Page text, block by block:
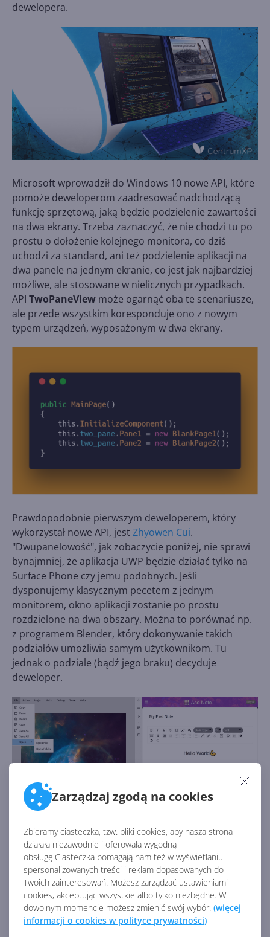
Zarządzaj zgodą na cookies
Zbieramy ciasteczka, tzw. pliki cookies, aby nasza strona
działała niezawodnie i oferowała wygodną
obsługę.Ciasteczka pomagają nam też w wyświetlaniu
spersonalizowanych treści i reklam dopasowanych do
Twoich zainteresowań. Możesz zarządzać ustawieniami
cookies, akceptując wszystkie albo tylko niezbędne. W
dowolnym momencie możesz zmienić swój wybór. (więcej
informacji o cookies w polityce prywatności)
dewelopera.
Microsoft wprowadził do Windows 10 nowe API, które
pomoże deweloperom zaadresować nadchodzącą
funkcję sprzętową, jaką będzie podzielenie zawartości
na dwa ekrany. Trzeba zaznaczyć, że nie chodzi tu po
prostu o dołożenie kolejnego monitora, co dziś
uchodzi za standard, ani też podzielenie aplikacji na
dwa panele na jednym ekranie, co jest jak najbardziej
możliwe, ale stosowane w nielicznych przypadkach.
API TwoPaneView może ogarnąć oba te scenariusze,
ale przede wszystkim koresponduje ono z nowym
typem urządzeń, wyposażonym w dwa ekrany.
Prawdopodobnie pierwszym deweloperem, który
wykorzystał nowe API, jestZhyowen Cui.
"Dwupanelowość", jak zobaczycie poniżej, nie sprawi
bynajmniej, że aplikacja UWP będzie działać tylko na
Surface Phone czy jemu podobnych. Jeśli
dysponujemy klasycznym pecetem z jednym
monitorem, okno aplikacji zostanie po prostu
rozdzielone na dwa obszary. Można to porównać np.
z programem Blender, który dokonywanie takich
podziałów umożliwia samym użytkownikom. Tu
jednak o podziale (bądź jego braku) decyduje
deweloper.
Trzeba tu koniecznie zaznaczyć, że TwoPaneView nie
jest tym samymAPI, o którym pisaliśmy przed
tygodniem , a które również trafiło do Windows 10.
TwoPaneView dotyczy zawartości poszczególnych